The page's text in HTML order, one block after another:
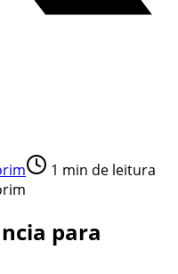
1 min de leitura
para